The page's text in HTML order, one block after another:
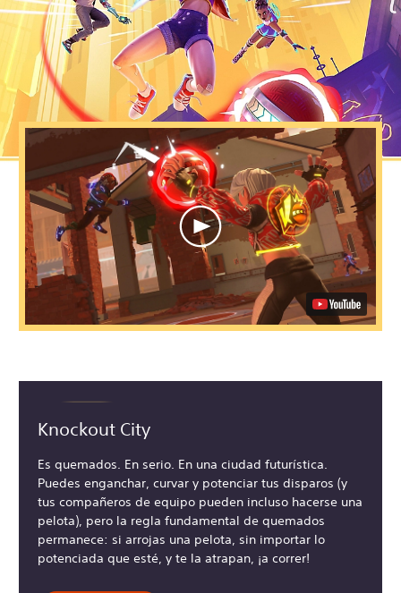
Knockout City
Es quemados. En serio. En una ciudad futurística.
Puedes enganchar, curvar y potenciar tus disparos (y
tus compañeros de equipo pueden incluso hacerse una
pelota), pero la regla fundamental de quemados
permanece: si arrojas una pelota, sin importar lo
potenciada que esté, y te la atrapan, ¡a correr!